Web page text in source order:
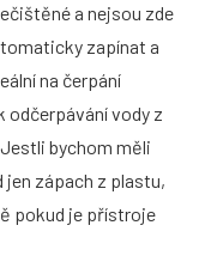
a nejsou zde
zapínat a
na čerpání
vody z
bychom měli
zápach z plastu,
pokud je přístroje